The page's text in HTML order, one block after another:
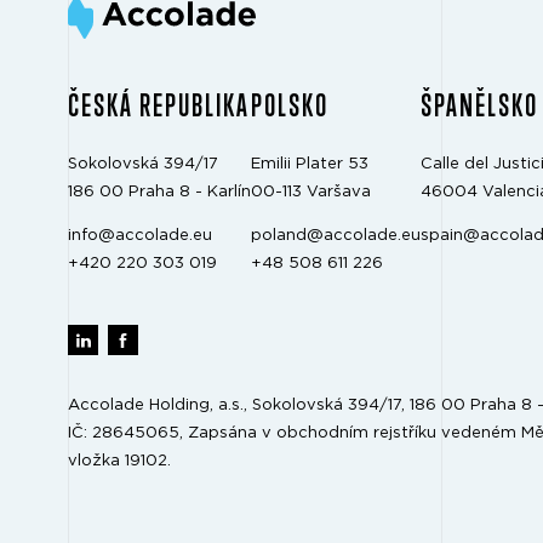
ČESKÁ REPUBLIKA
Sokolovská 394/17
186 00 Praha 8 - Karlín
info@accolade.eu
+420 220 303 019
POLSKO
Emilii Plater 53
00-113 Varšava
poland@accolade.eu
+48 508 611 226
ŠPANĚLSKO
Calle del
46004
Accolade Holding, a.s., Sokolovská 394/17, 186 00 Praha 8
IČ: 28645065, Zapsána v obchodním rejstříku vedeném
vložka 19102.